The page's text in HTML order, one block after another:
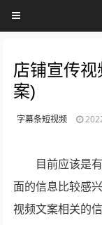
店铺宣传
案)
字幕条短视频
目前应该是
面的信息比较感
视频文案相关的